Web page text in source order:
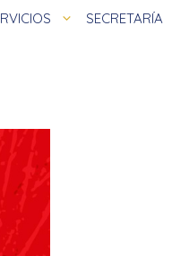
didácticas
SECRETARÍA